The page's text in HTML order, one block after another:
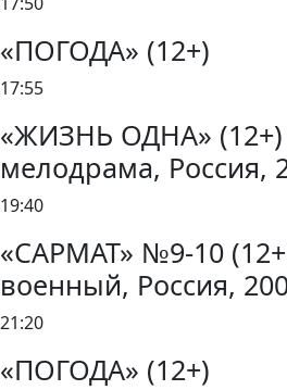
«ПОГОДА» (12+)
17:55
«ЖИЗНЬ ОДНА»
мелодрама, Россия,
19:40
«САРМАТ» №9-10
военный, Россия,
21:20
«ПОГОДА» (12+)